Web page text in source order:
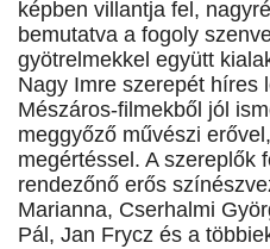
képben villantja fel,
bemutatva a fogoly
gyötrelmekkel együtt
Nagy Imre szerepét híres
Mészáros-filmekből jól
meggyőző művészi
megértéssel. A szereplők
rendezőnő erős
Marianna, Cserhalmi
Pál, Jan Frycz és a